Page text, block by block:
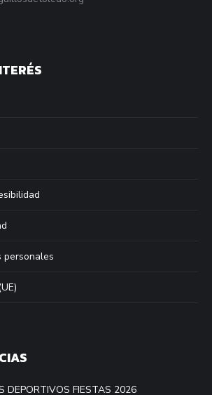
personales
DEPORTIVOS FIESTAS 2026